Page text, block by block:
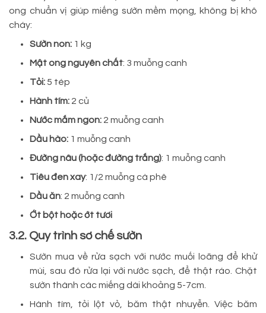
ong chuẩn vị giúp miếng sườn mềm mọng, không bị khô
cháy:
Sườn non: 1 kg
Mật ong nguyên chất: 3 muỗng canh
Tỏi:5 tép
Hành tím: 2 củ
Nước mắm ngon: 2 muỗng canh
Dầu hào: 1 muỗng canh
Đường nâu (hoặc đường trắng): 1 muỗng canh
Tiêu đen xay: 1/2 muỗng cà phê
Dầu ăn: 2 muỗng canh
Ớt bột hoặc ớt tươi
3.2. Quy trình sơ chế sườn
Sườn mua về rửa sạch với nước muối loãng để khử
mùi, sau đó rửa lại với nước sạch, để thật ráo. Chặt
sườn thành các miếng dài khoảng 5-7cm.
Hành tím, tỏi lột vỏ, băm thật nhuyễn. Việc băm